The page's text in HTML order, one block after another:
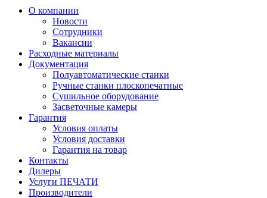
О компании
Новости
Сотрудники
Вакансии
Расходные материалы
Документация
Полуавтоматические станки
Ручные станки плоскопечатные
Сушильное оборудование
Засветочные камеры
Гарантия
Условия оплаты
Условия доставки
Гарантия на товар
Контакты
Дилеры
Услуги ПЕЧАТИ
Производители